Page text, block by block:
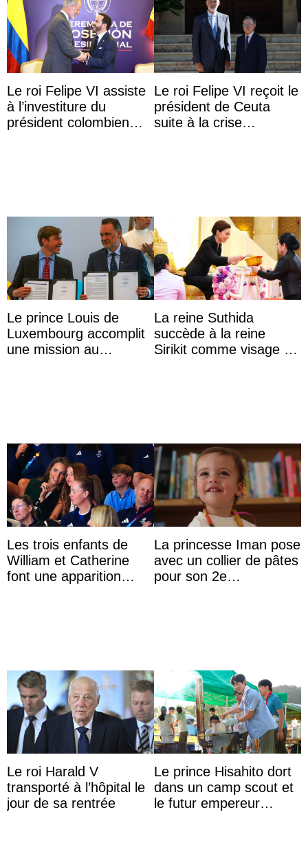
Le roi Felipe VI assiste
à l’investiture du
président colombien
Le roi Felipe VI reçoit le
président de Ceuta
suite à la crise
Le prince Louis de
Luxembourg accomplit
une mission au
La reine Suthida
succède à la reine
Sirikit comme visage de
Les trois enfants de
William et Catherine
font une apparition
La princesse Iman pose
avec un collier de pâtes
pour son 2e
Le roi Harald V
transporté à l’hôpital le
jour de sa rentrée
Le prince Hisahito dort
dans un camp scout et
le futur empereur